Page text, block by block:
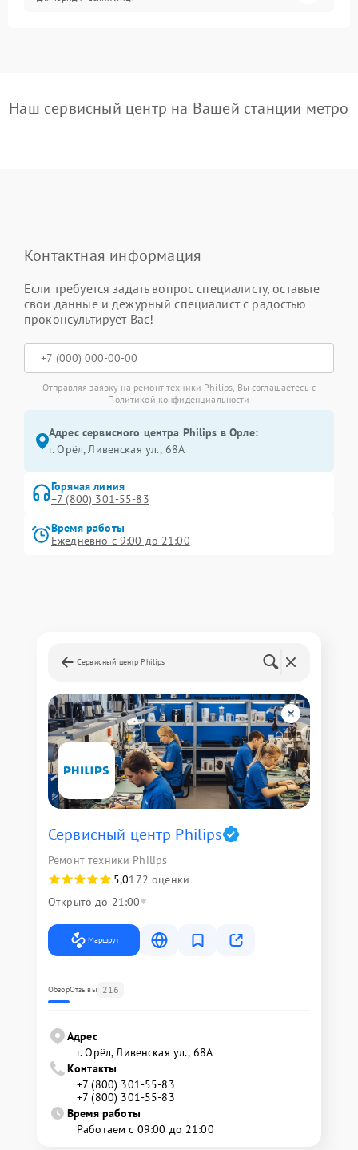
Наш сервисный центр на Вашей станции метро
Контактная информация
Если требуется задать вопрос специалисту, оставьте
свои данные и дежурный специалист с радостью
проконсультирует Вас!
Отправляя заявку на ремонт техники Philips, Вы соглашаетесь с
Политикой конфиденциальности
Адрес сервисного центра Philips в Орле:
г. Орёл, Ливенская ул., 68А
Горячая линия
+7 (800) 301-55-83
Время работы
Ежедневно с 9:00 до 21:00
Сервисный центр Philips
Сервисный центр Philips
Ремонт техники Philips
5,0172 оценки
Открыто до 21:00
Маршрут
ОбзорОтзывы 216
Адрес
г. Орёл, Ливенская ул., 68А
Контакты
+7 (800) 301-55-83
+7 (800) 301-55-83
Время работы
Работаем с 09:00 до 21:00